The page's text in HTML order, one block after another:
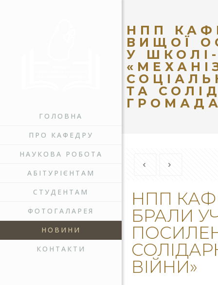
ГОЛОВНА
ПРО КАФЕДРУ
НАУКОВА РОБОТА
АБІТУРІЄНТАМ
СТУДЕНТАМ
ФОТОГАЛАРЕЯ
НОВИНИ
КОНТАКТИ
НПП
ВИЩОЇ
У
ТА
НПП
БРАЛИ
ВІЙНИ»